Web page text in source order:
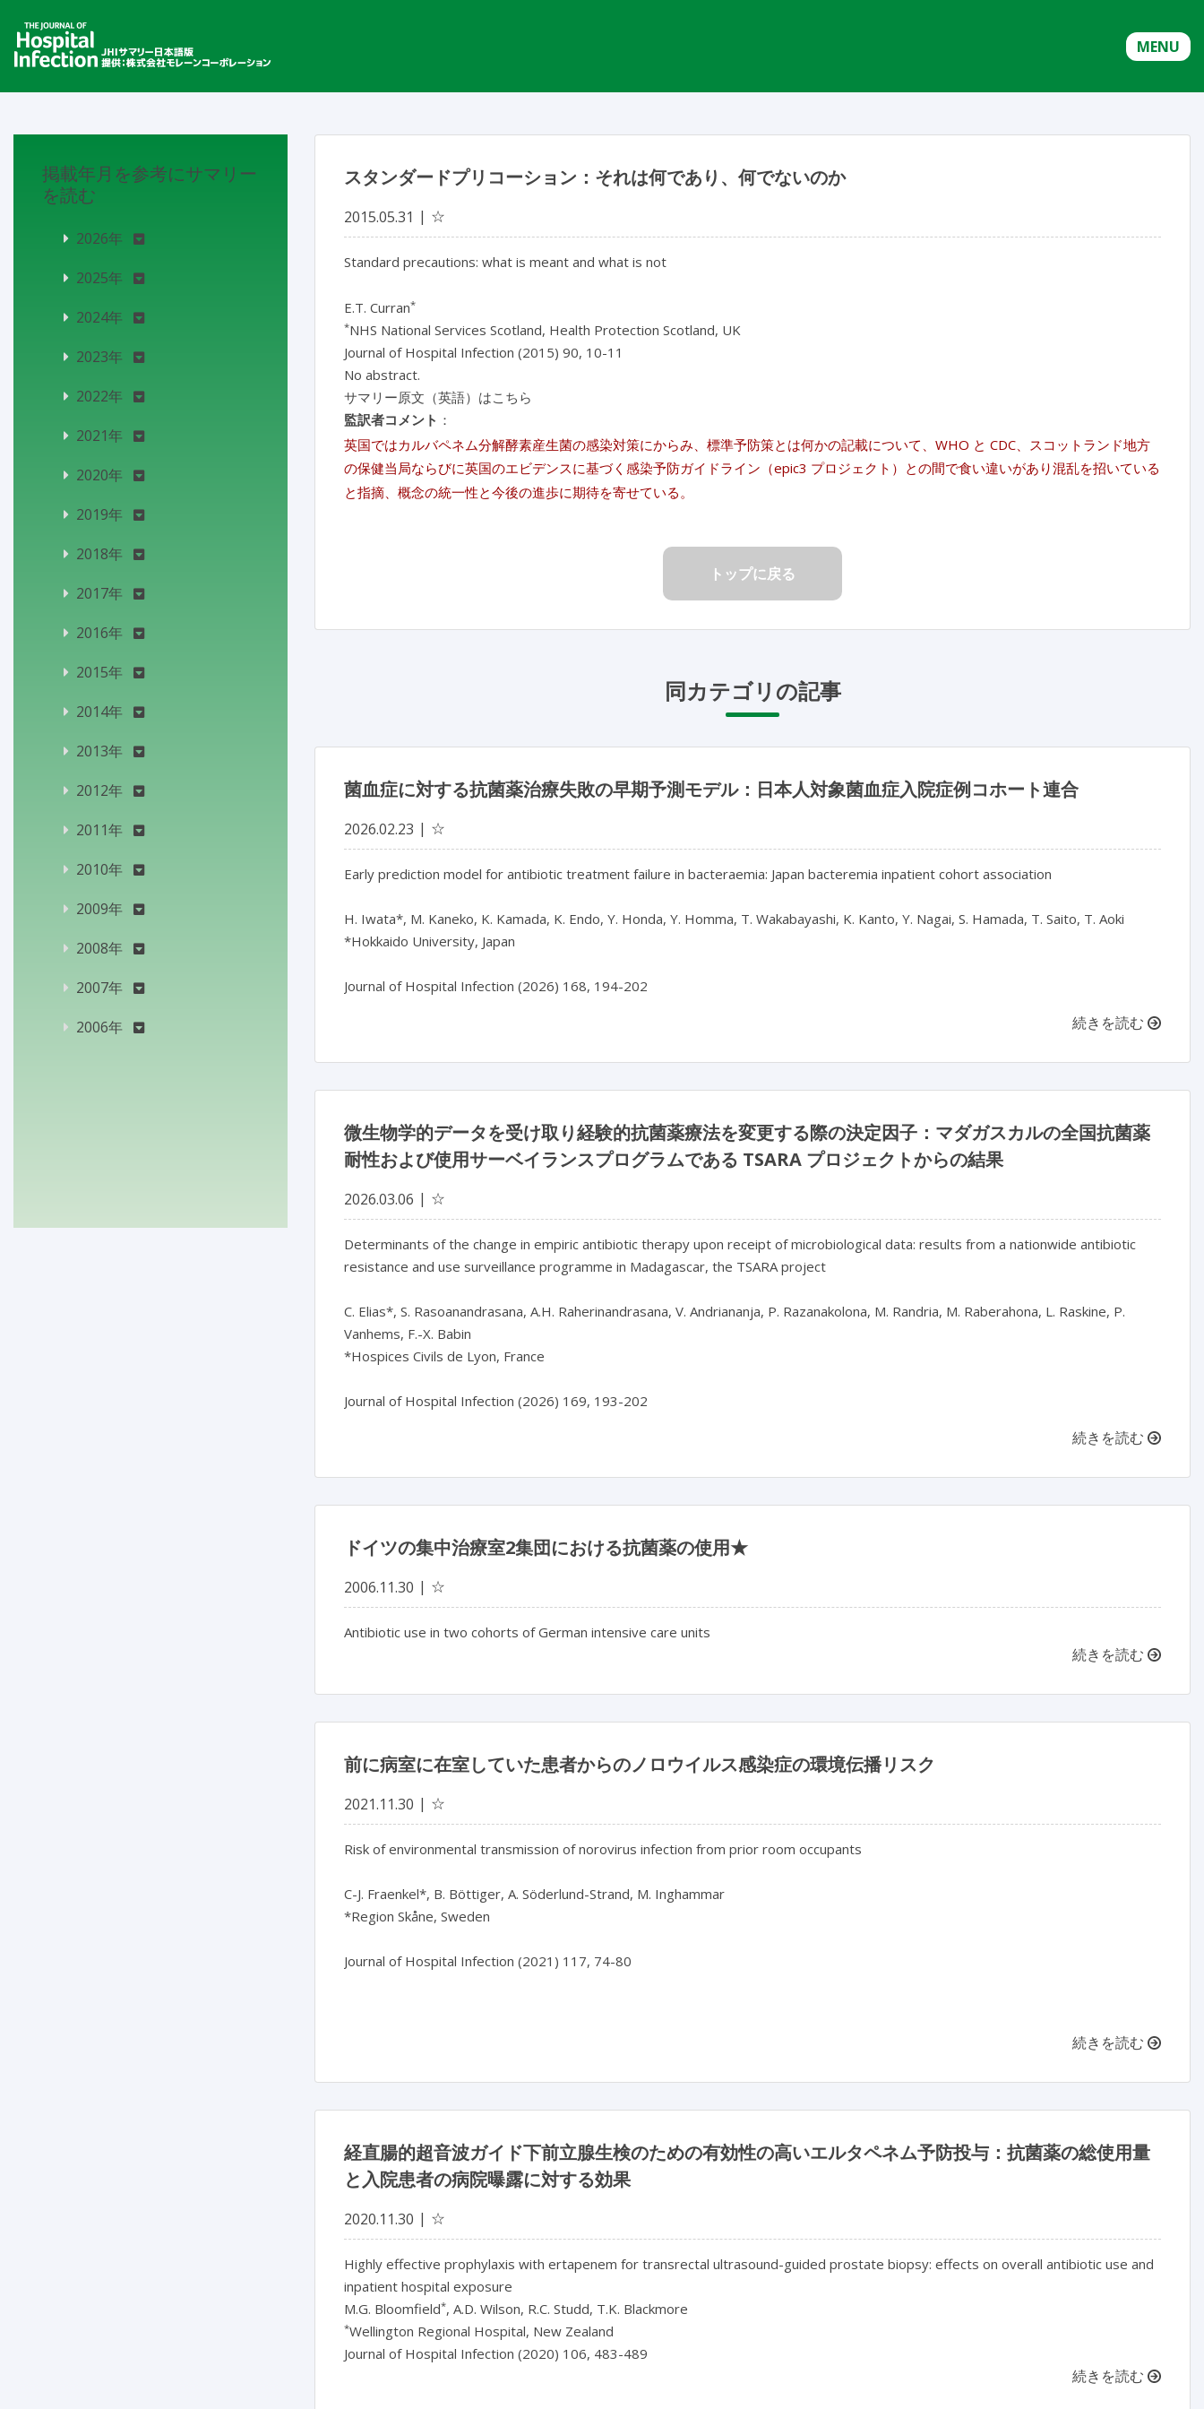
MENU
スタンダードプリコーション：それは何であり、何でないのか
2015.05.31 ☆
Standard precautions: what is meant and what is not
E.T. Curran*
*NHS National Services Scotland, Health Protection Scotland, UK
Journal of Hospital Infection (2015) 90, 10-11
No abstract.
サマリー原文（英語）はこちら
監訳者コメント ：
英国ではカルバペネム分解酵素産生菌の感染対策にからみ、標準予防策とは何かの記載について、WHO と CDC、スコットランド地方
の保健当局ならびに英国のエビデンスに基づく感染予防ガイドライン（epic3 プロジェクト）との間で食い違いがあり混乱を招いている
と指摘、概念の統一性と今後の進歩に期待を寄せている。
トップに戻る
同カテゴリの記事
菌血症に対する抗菌薬治療失敗の早期予測モデル：日本人対象菌血症入院症例コホート連合
2026.02.23 ☆
Early prediction model for antibiotic treatment failure in bacteraemia: Japan bacteremia inpatient cohort association
H. Iwata*, M. Kaneko, K. Kamada, K. Endo, Y. Honda, Y. Homma, T. Wakabayashi, K. Kanto, Y. Nagai, S. Hamada, T. Saito, T. Aoki
*Hokkaido University, Japan
Journal of Hospital Infection (2026) 168, 194-202
続きを読む
微生物学的データを受け取り経験的抗菌薬療法を変更する際の決定因子：マダガスカルの全国抗菌薬
耐性および使用サーベイランスプログラムである TSARA プロジェクトからの結果
2026.03.06 ☆
Determinants of the change in empiric antibiotic therapy upon receipt of microbiological data: results from a nationwide antibiotic
resistance and use surveillance programme in Madagascar, the TSARA project
C. Elias*, S. Rasoanandrasana, A.H. Raherinandrasana, V. Andriananja, P. Razanakolona, M. Randria, M. Raberahona, L. Raskine, P.
Vanhems, F.-X. Babin
*Hospices Civils de Lyon, France
Journal of Hospital Infection (2026) 169, 193-202
続きを読む
ドイツの集中治療室2集団における抗菌薬の使用★
2006.11.30 ☆
Antibiotic use in two cohorts of German intensive care units
続きを読む
前に病室に在室していた患者からのノロウイルス感染症の環境伝播リスク
2021.11.30 ☆
Risk of environmental transmission of norovirus infection from prior room occupants
C-J. Fraenkel*, B. Böttiger, A. Söderlund-Strand, M. Inghammar
*Region Skåne, Sweden
Journal of Hospital Infection (2021) 117, 74-80
続きを読む
経直腸的超音波ガイド下前立腺生検のための有効性の高いエルタペネム予防投与：抗菌薬の総使用量
と入院患者の病院曝露に対する効果
2020.11.30 ☆
Highly effective prophylaxis with ertapenem for transrectal ultrasound-guided prostate biopsy: effects on overall antibiotic use and
inpatient hospital exposure
M.G. Bloomfield*, A.D. Wilson, R.C. Studd, T.K. Blackmore
*Wellington Regional Hospital, New Zealand
Journal of Hospital Infection (2020) 106, 483-489
続きを読む
掲載年月を参考にサマリー
を読む
2026年
2025年
2024年
2023年
2022年
2021年
2020年
2019年
2018年
2017年
2016年
2015年
2014年
2013年
2012年
2011年
2010年
2009年
2008年
2007年
2006年